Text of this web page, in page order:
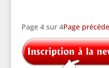
Page 4 sur 4Page